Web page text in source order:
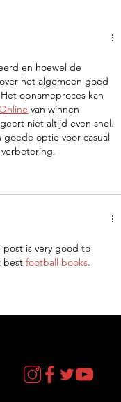
en hoewel de
het algemeen goed
opnameproces kan
van winnen
niet altijd even snel.
optie voor casual
post is very good to
best football books.